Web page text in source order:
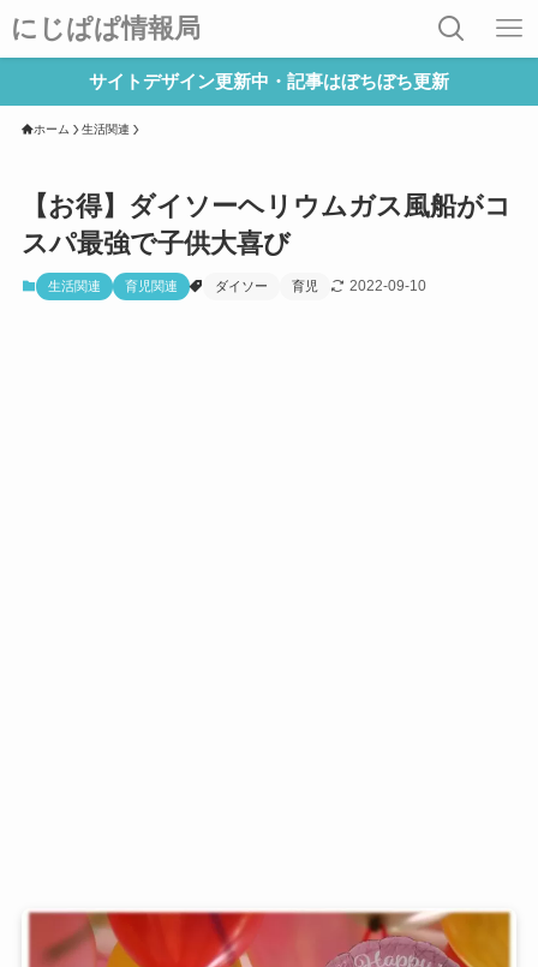
にじぱぱ情報局
サイトデザイン更新中・記事はぼちぼち更新
ホーム 生活関連
【お得】ダイソーヘリウムガス風船がコ
スパ最強で子供大喜び
生活関連 育児関連 ダイソー 育児 2022-09-10